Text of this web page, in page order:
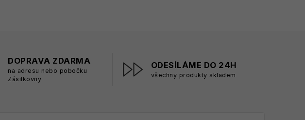
DOPRAVA ZDARMA
na adresu nebo pobočku
Zásilkovny
ODESÍLÁME DO 24H
všechny produkty skladem